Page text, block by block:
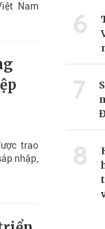
Nam
trao
nhập,
6
7
8